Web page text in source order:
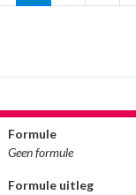
Formule
Geen formule
Formule uitleg